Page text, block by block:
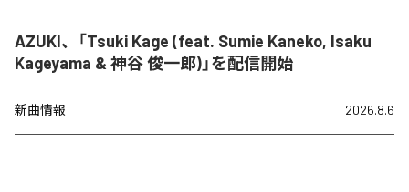
AZUKI、「Tsuki Kage (feat. Sumie Kaneko, Isaku
Kageyama & 神谷 俊一郎)」を配信開始
新曲情報 2026.8.6